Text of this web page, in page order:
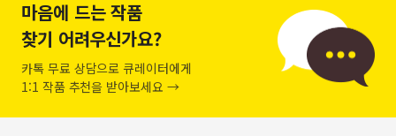
마음에 드는 작품
찾기 어려우신가요?
카톡 무료 상담으로 큐레이터에게
1:1 작품 추천을 받아보세요 →